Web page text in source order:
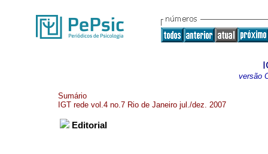
versão
Sumário
IGT rede vol.4 no.7 Rio de Janeiro jul./dez. 2007
Editorial